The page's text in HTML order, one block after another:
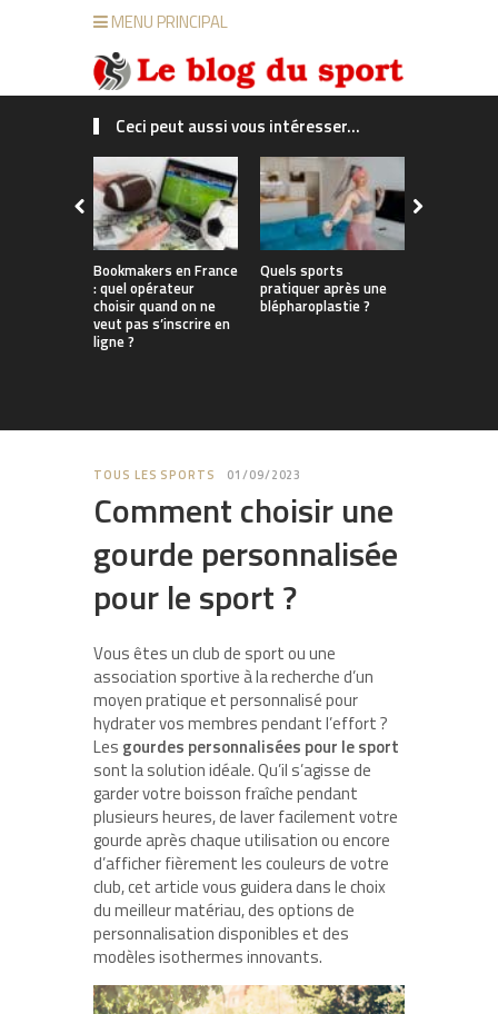
MENU PRINCIPAL
Ceci peut aussi vous intéresser...
Bookmakers en France
: quel opérateur
choisir quand on ne
veut pas s’inscrire en
ligne ?
Quels sports
pratiquer après une
blépharoplastie ?
TOUS LES SPORTS 01/09/2023
Comment choisir une
gourde personnalisée
pour le sport ?
Vous êtes un club de sport ou une
association sportive à la recherche d’un
moyen pratique et personnalisé pour
hydrater vos membres pendant l’effort ?
Les gourdes personnalisées pour le sport
sont la solution idéale. Qu’il s’agisse de
garder votre boisson fraîche pendant
plusieurs heures, de laver facilement votre
gourde après chaque utilisation ou encore
d’afficher fièrement les couleurs de votre
club, cet article vous guidera dans le choix
du meilleur matériau, des options de
personnalisation disponibles et des
modèles isothermes innovants.